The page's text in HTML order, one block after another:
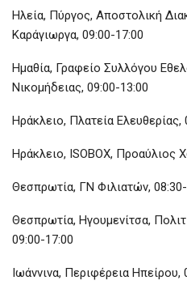
Ηλεία, Πύργος, Αποστολική
Καράγιωργα, 09:00-17:00
Ημαθία, Γραφείο Συλλόγου
Νικομήδειας, 09:00-13:00
Ηράκλειο, Πλατεία Ελευθερίας,
Ηράκλειο, ISOBOX, Προαύλιος
Θεσπρωτία, ΓΝ Φιλιατών,
Θεσπρωτία, Ηγουμενίτσα,
09:00-17:00
Ιωάννινα, Περιφέρεια Ηπείρου,